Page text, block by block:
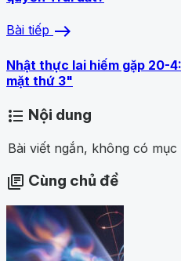
Bài tiếp east
Nhật thực lai hiếm gặp 20-
mặt thứ 3"
format_list_bulleted Nội dung
Bài viết ngắn, không có mục
library_books Cùng chủ đề